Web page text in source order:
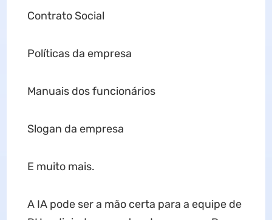
Contrato Social
Políticas da empresa
Manuais dos funcionários
Slogan da empresa
E muito mais.
A IA pode ser a mão certa para a equipe de